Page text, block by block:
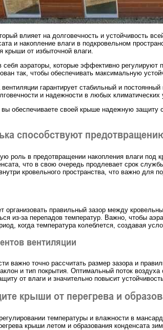
влияет на долговечность и устойчивость
и накопление влаги в подкровельном
крыши от избыточной влаги.
аэраторы, которые эффективно
так, чтобы обеспечивать максимальную
гарантирует стабильный и
и надежности в любых климатических
обеспечиваете своей крыше надежную
способствуют
роль в предотвращении накопления влаги
что в свою очередь продлевает срок
кровельного пространства, что важно для
организовать правильный зазор между
из-за перепадов температур. Важно, чтобы
когда температура колеблется, создавая
вентиляции
важно точно рассчитать размер зазора и
и тип покрытия. Оптимальный поток
от влаги и значительно повысит
крыши от перегрева и
температуры и влажности в
крыши летом и образования конденсата